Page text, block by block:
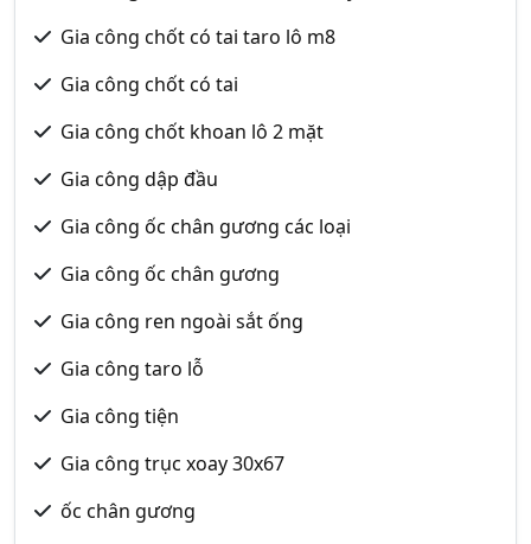
Gia công chốt có tai taro lô m8
Gia công chốt có tai
Gia công chốt khoan lô 2 mặt
Gia công dập đầu
Gia công ốc chân gương các loại
Gia công ốc chân gương
Gia công ren ngoài sắt ống
Gia công taro lỗ
Gia công tiện
Gia công trục xoay 30x67
ốc chân gương